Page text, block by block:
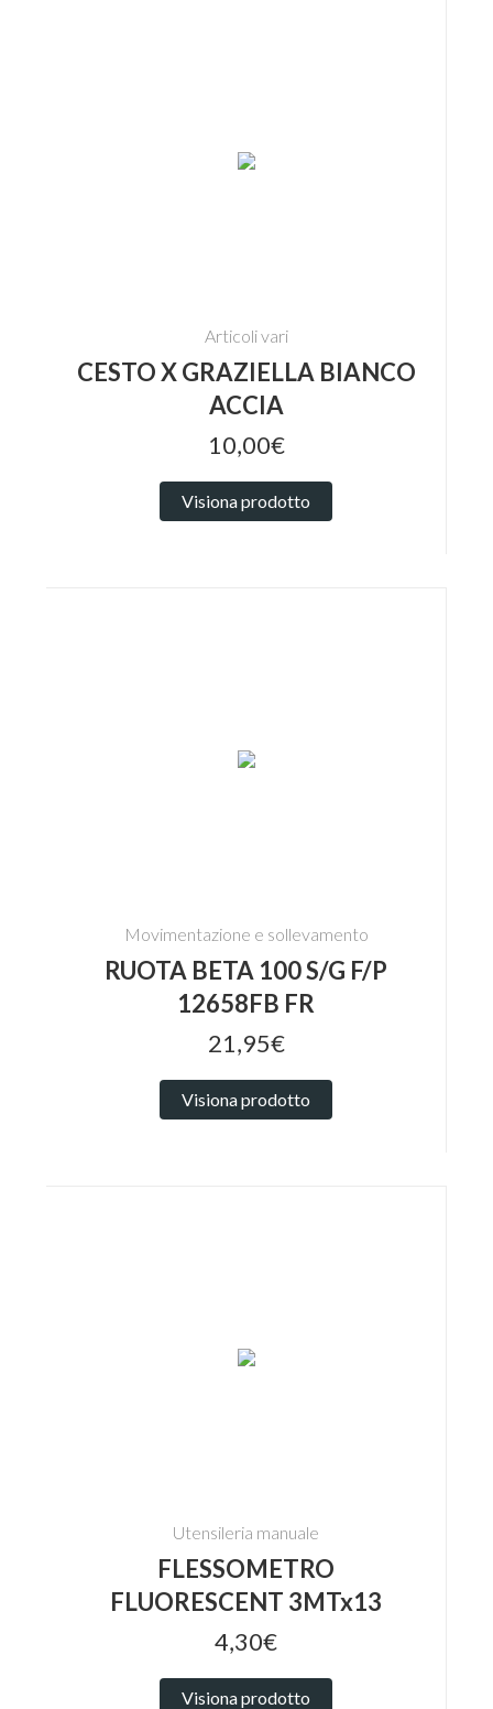
Articoli vari
CESTO X GRAZIELLA BIANCO
ACCIA
10,00€
Visiona prodotto
Movimentazione e sollevamento
RUOTA BETA 100 S/G F/P
12658FB FR
21,95€
Visiona prodotto
Utensileria manuale
FLESSOMETRO
FLUORESCENT 3MTx13
4,30€
Visiona prodotto